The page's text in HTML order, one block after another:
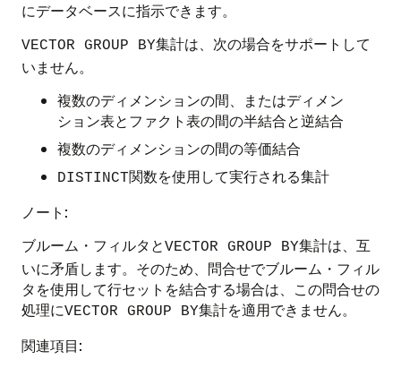
にデータベースに指示できます。
VECTOR GROUP BY集計は、次の場合をサポートして
いません。
複数のディメンションの間、またはディメン
ション表とファクト表の間の半結合と逆結合
複数のディメンションの間の等価結合
DISTINCT関数を使用して実行される集計
ノート:
ブルーム・フィルタとVECTOR GROUP BY集計は、互
いに矛盾します。そのため、問合せでブルーム・フィル
タを使用して行セットを結合する場合は、この問合せの
処理にVECTOR GROUP BY集計を適用できません。
関連項目: